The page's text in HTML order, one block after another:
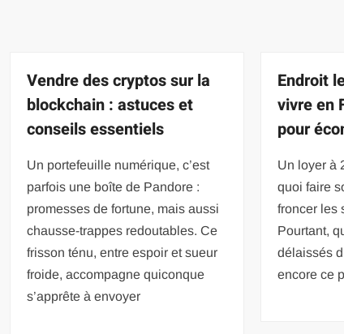
Vendre des cryptos sur la
blockchain : astuces et
conseils essentiels
Un portefeuille numérique, c’est
parfois une boîte de Pandore :
promesses de fortune, mais aussi
chausse-trappes redoutables. Ce
frisson ténu, entre espoir et sueur
froide, accompagne quiconque
s’apprête à envoyer
Endroit
vivre en
pour
Un loyer à
quoi faire
froncer les
Pourtant,
délaissés
encore ce